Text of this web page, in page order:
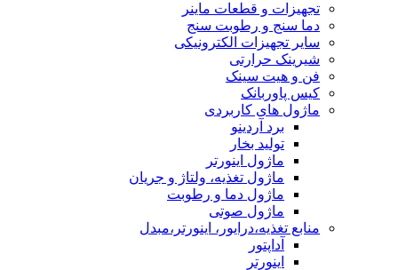
تجهیزات و قطعات ماینر
دما سنج و رطوبت سنج
سایر تجهیزات الکترونیکی
شیرینک حرارتی
فن و هیت سینک
کیس پاوربانک
ماژول های کاربردی
برد آردینو
تولید بخار
ماژول اینورتر
ماژول تغذیه، ولتاژ و جریان
ماژول دما و رطوبت
ماژول صوتی
منابع تغذیه،درایور، اینورتر،مبدل
آداپتور
اینورتر